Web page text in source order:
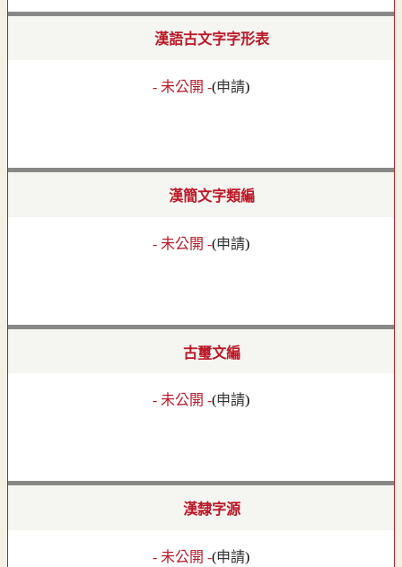
漢語古文字字形表
- 未公開 -(申請)
漢簡文字類編
- 未公開 -(申請)
古璽文編
- 未公開 -(申請)
漢隸字源
- 未公開 -(申請)